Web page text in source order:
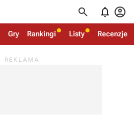
  
Gry Rankingi Listy Recenzje